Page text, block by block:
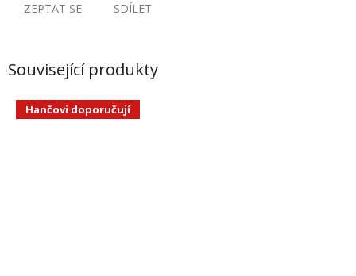
ZEPTAT SE SDÍLET
Související produkty
Hančovi doporučují